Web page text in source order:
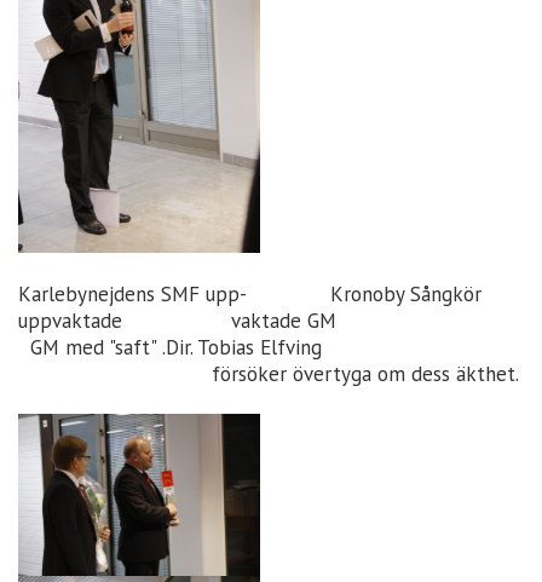
Karlebynejdens SMF upp- Kronoby Sångkör
uppvaktade vaktade GM
GM med "saft" .Dir. Tobias Elfving
försöker övertyga om dess äkthet.